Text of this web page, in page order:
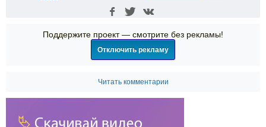
Поддержите проект — смотрите без рекламы!
Отключить рекламу
Читать комментарии